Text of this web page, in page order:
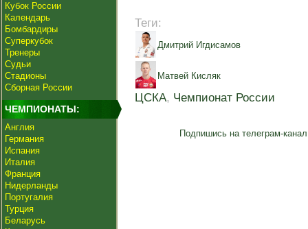
Кубок России
Календарь
Бомбардиры
Суперкубок
Тренеры
Судьи
Стадионы
Сборная России
ЧЕМПИОНАТЫ:
Англия
Германия
Испания
Италия
Франция
Нидерланды
Португалия
Турция
Беларусь
Теги:
Дмитрий Игдисамов
Матвей Кисляк
ЦСКА, Чемпионат России
Подпишись на телеграм-